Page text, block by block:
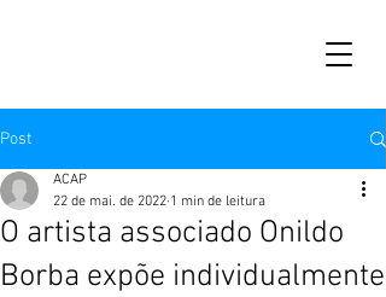
Post
O artista associado Onildo
Borba expõe individualmente
ACAP
22 de mai. de 2022 1 min de leitura